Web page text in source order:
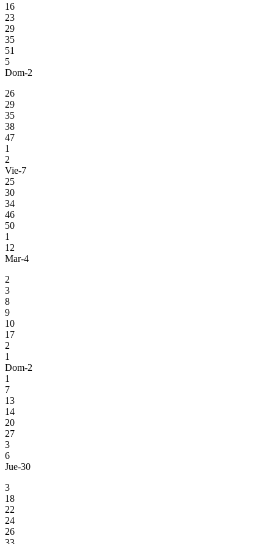
16
23
29
35
51
5
Dom-2
26
29
35
38
47
1
2
Vie-7
25
30
34
46
50
1
12
Mar-4
2
3
8
9
10
17
2
1
Dom-2
1
7
13
14
20
27
3
6
Jue-30
3
18
22
24
26